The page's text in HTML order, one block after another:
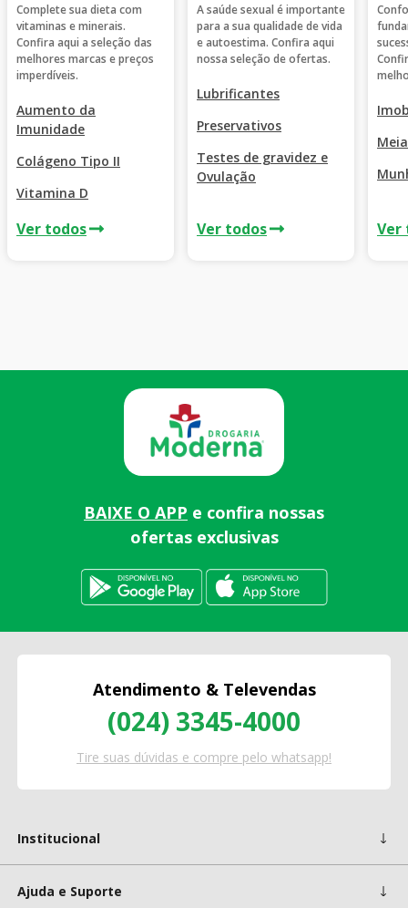
Complete sua dieta com
vitaminas e minerais.
Confira aqui a seleção das
melhores marcas e preços
imperdíveis.
Aumento da
Imunidade
Colágeno Tipo II
Vitamina D
Ver todos
A saúde sexual é importante
para a sua qualidade de vida
e autoestima. Confira aqui
nossa seleção de ofertas.
Lubrificantes
Preservativos
Testes de gravidez e
Ovulação
Ver todos Ver
BAIXE O APP e confira nossas
ofertas exclusivas
Atendimento & Televendas
(024) 3345-4000
Tire suas dúvidas e compre pelo whatsapp!
Institucional
Ajuda e Suporte